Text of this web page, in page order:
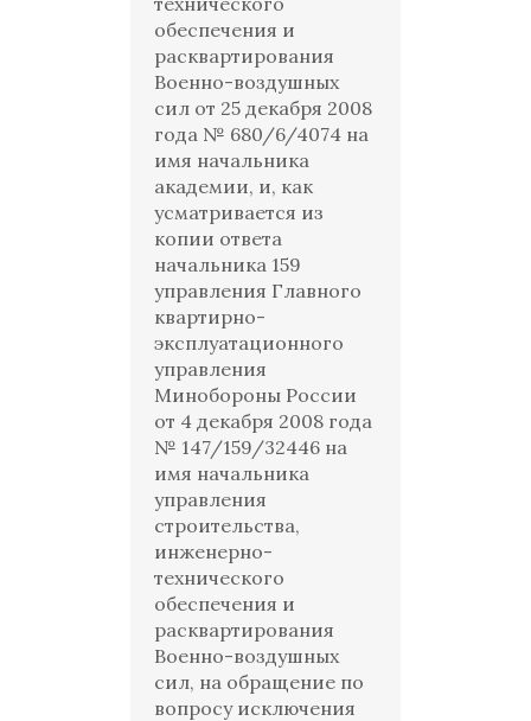
обеспечения и
расквартирования
Военно-воздушных
сил от 25 декабря 2008
года № 680/6/4074 на
имя начальника
академии, и, как
усматривается из
копии ответа
начальника 159
управления Главного
квартирно-
эксплуатационного
управления
Минобороны России
от 4 декабря 2008 года
№ 147/159/32446 на
имя начальника
управления
строительства,
инженерно-
технического
обеспечения и
расквартирования
Военно-воздушных
сил, на обращение по
вопросу исключения